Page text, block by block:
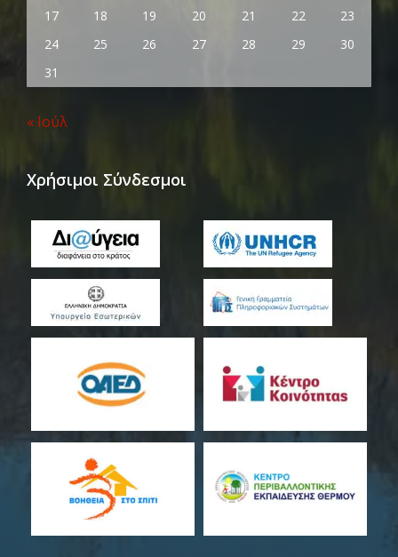
17
18 19 20 21 22
23
24
25 26 27 28 29
30
31
« Ιούλ
Χρήσιμοι Σύνδεσμοι